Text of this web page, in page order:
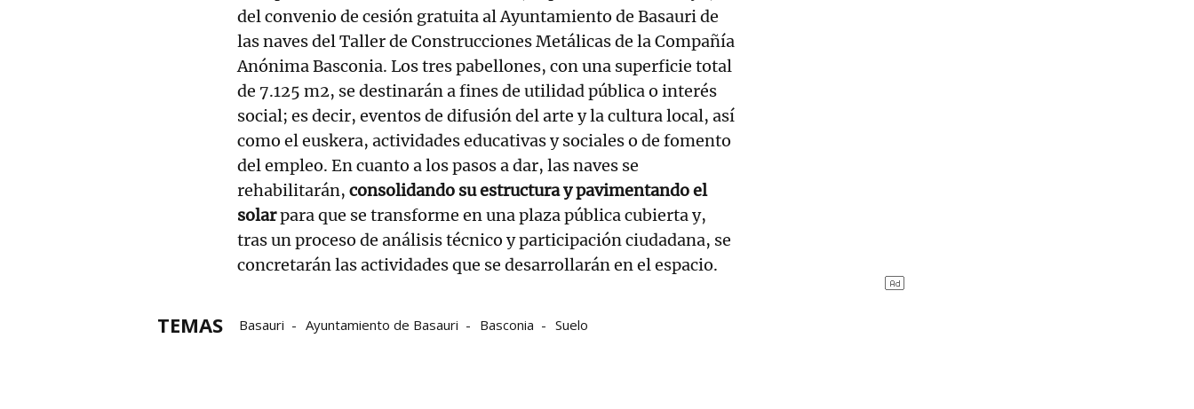
del convenio de cesión gratuita al Ayuntamiento de Basauri de
las naves del Taller de Construcciones Metálicas de la Compañía
Anónima Basconia. Los tres pabellones, con una superficie total
de 7.125 m2, se destinarán a fines de utilidad pública o interés
social; es decir, eventos de difusión del arte y la cultura local, así
como el euskera, actividades educativas y sociales o de fomento
del empleo. En cuanto a los pasos a dar, las naves se
rehabilitarán, consolidando su estructura y pavimentando el
solarpara que se transforme en una plaza pública cubierta y,
tras un proceso de análisis técnico y participación ciudadana, se
concretarán las actividades que se desarrollarán en el espacio.
TEMAS Basauri Ayuntamiento de Basauri Basconia Suelo